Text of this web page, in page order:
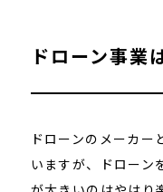
ドローン事業
ドローンのメーカ
いますが、ドローン